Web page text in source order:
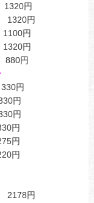
円
円
円
円
円
円
円
円
円
円
円
円